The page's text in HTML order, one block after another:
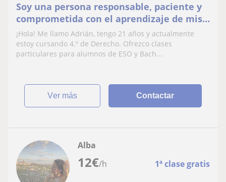
Soy una persona responsable, paciente y
comprometida con el aprendizaje de mis
alumnos. Mi objetivo es que entiendan la
materia.
¡Hola! Me llamo Adrián, tengo 21 años y actualmente
estoy cursando 4.º de Derecho. Ofrezco clases
particulares para alumnos de ESO y Bach...
ver más Contactar
12€/h 1ª clase gratis
Alba